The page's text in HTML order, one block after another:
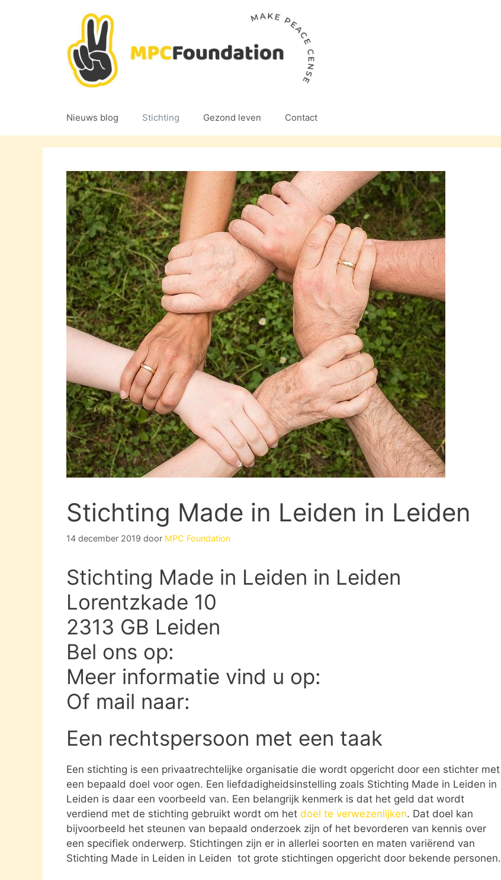
Nieuws blog Stichting Gezond leven Contact
Stichting Made in Leiden in Leiden
14 december 2019 door MPC Foundation
Stichting Made in Leiden in Leiden
Lorentzkade 10
2313 GB Leiden
Bel ons op:
Meer informatie vind u op:
Of mail naar:
Een rechtspersoon met een taak
Een stichting is een privaatrechtelijke organisatie die wordt opgericht door een stichter met
een bepaald doel voor ogen. Een liefdadigheidsinstelling zoals Stichting Made in Leiden in
Leiden is daar een voorbeeld van. Een belangrijk kenmerk is dat het geld dat wordt
verdiend met de stichting gebruikt wordt om het doel te verwezenlijken. Dat doel kan
bijvoorbeeld het steunen van bepaald onderzoek zijn of het bevorderen van kennis over
een specifiek onderwerp. Stichtingen zijn er in allerlei soorten en maten variërend van
Stichting Made in Leiden in Leiden tot grote stichtingen opgericht door bekende personen.